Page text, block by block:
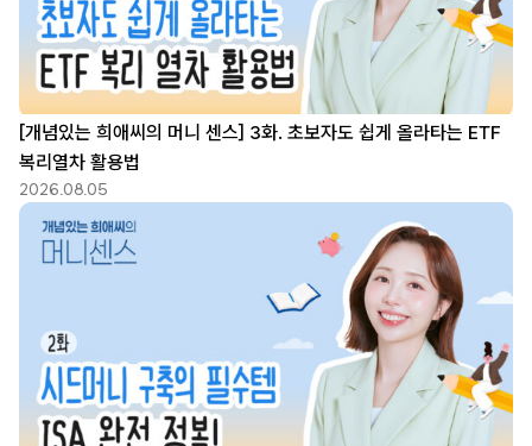
[개념있는 희애씨의 머니 센스] 3화. 초보자도 쉽게 올라타는 ETF
복리열차 활용법
2026.08.05